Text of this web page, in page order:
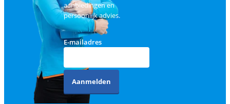
aanbiedingen en
persoonlijk advies.
E-mailadres
Aanmelden